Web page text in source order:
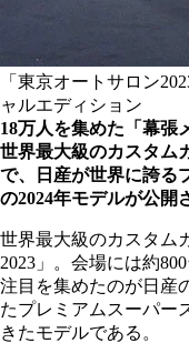
「東京オートサロン
ャルエディション
18万人を集めた「幕張
世界最大級のカスタム
で、日産が世界に誇る
の2024年モデルが公
世界最大級のカスタム
2023」。会場には約
注目を集めたのが日産
たプレミアムスーパー
きたモデルである。